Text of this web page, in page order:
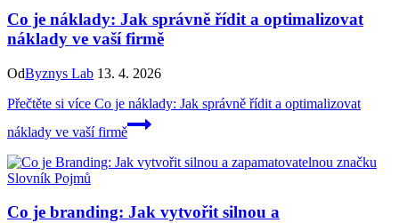
Co je náklady: Jak správně řídit a optimalizovat
náklady ve vaší firmě
OdByznys Lab 13. 4. 2026
Přečtěte si více Co je náklady: Jak správně řídit a optimalizovat
náklady ve vaší firmě
Slovník Pojmů
Co je branding: Jak vytvořit silnou a